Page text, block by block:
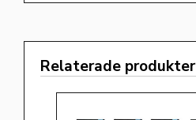
Relaterade produkter